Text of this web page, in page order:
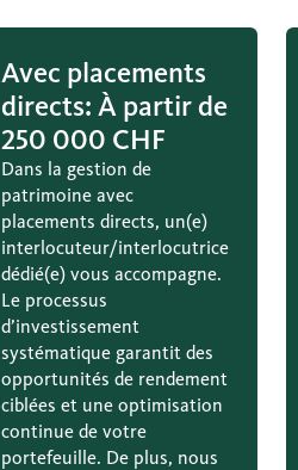
Avec placements
directs: À partir de
250 000 CHF
Dans la gestion de
patrimoine avec
placements directs, un(e)
interlocuteur/interlocutrice
dédié(e) vous accompagne.
Le processus
d’investissement
systématique garantit des
opportunités de rendement
ciblées et une optimisation
continue de votre
portefeuille. De plus, nous